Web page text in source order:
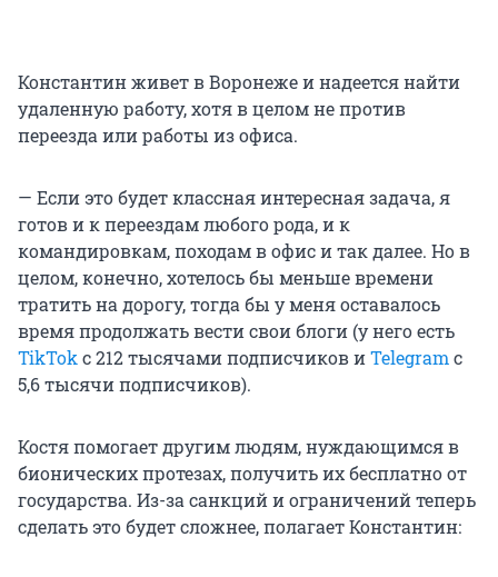
Константин живет в Воронеже и надеется найти
удаленную работу, хотя в целом не против
переезда или работы из офиса.
— Если это будет классная интересная задача, я
готов и к переездам любого рода, и к
командировкам, походам в офис и так далее. Но в
целом, конечно, хотелось бы меньше времени
тратить на дорогу, тогда бы у меня оставалось
время продолжать вести свои блоги (у него есть
TikTokс 212 тысячами подписчиков иTelegramс
5,6 тысячи подписчиков).
Костя помогает другим людям, нуждающимся в
бионических протезах, получить их бесплатно от
государства. Из-за санкций и ограничений теперь
сделать это будет сложнее, полагает Константин: